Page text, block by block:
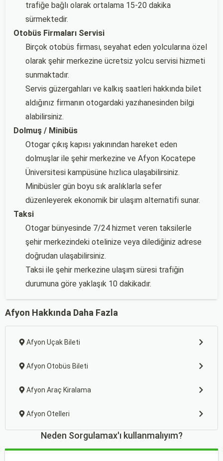
trafiğe bağlı olarak ortalama 15-20 dakika
sürmektedir.
Otobüs Firmaları Servisi
Birçok otobüs firması, seyahat eden yolcularına özel
olarak şehir merkezine ücretsiz yolcu servisi hizmeti
sunmaktadır.
Servis güzergahları ve kalkış saatleri hakkında bilet
aldığınız firmanın otogardaki yazıhanesinden bilgi
alabilirsiniz.
Dolmuş / Minibüs
Otogar çıkış kapısı yakınından hareket eden
dolmuşlar ile şehir merkezine ve Afyon Kocatepe
Üniversitesi kampüsüne hızlıca ulaşabilirsiniz.
Minibüsler gün boyu sık aralıklarla sefer
düzenleyerek ekonomik bir ulaşım alternatifi sunar.
Taksi
Otogar bünyesinde 7/24 hizmet veren taksilerle
şehir merkezindeki otelinize veya dilediğiniz adrese
doğrudan ulaşabilirsiniz.
Taksi ile şehir merkezine ulaşım süresi trafiğin
durumuna göre yaklaşık 10 dakikadır.
Afyon Hakkında Daha Fazla
Afyon Uçak Bileti
Afyon Otobüs Bileti
Afyon Araç Kiralama
Afyon Otelleri
Neden Sorgulamax'ı kullanmalıyım?